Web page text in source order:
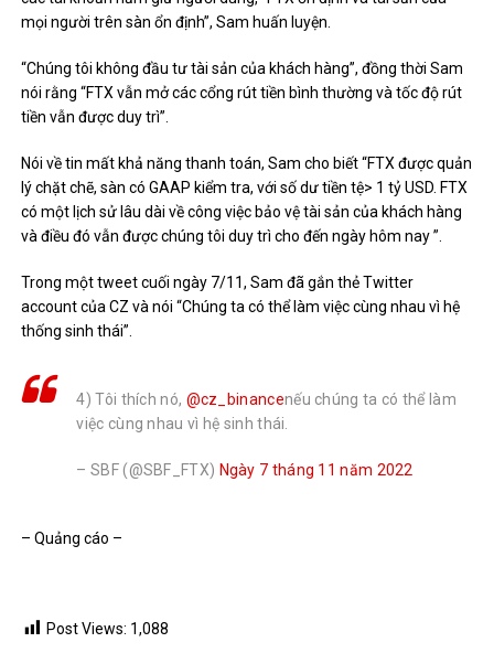
mọi người trên sàn ổn định”, Sam huấn luyện.
“Chúng tôi không đầu tư tài sản của khách hàng”, đồng thời Sam
nói rằng “FTX vẫn mở các cổng rút tiền bình thường và tốc độ rút
tiền vẫn được duy trì”.
Nói về tin mất khả năng thanh toán, Sam cho biết “FTX được quản
lý chặt chẽ, sàn có GAAP kiểm tra, với số dư tiền tệ> 1 tỷ USD. FTX
có một lịch sử lâu dài về công việc bảo vệ tài sản của khách hàng
và điều đó vẫn được chúng tôi duy trì cho đến ngày hôm nay ”.
Trong một tweet cuối ngày 7/11, Sam đã gắn thẻ Twitter
account của CZ và nói “Chúng ta có thể làm việc cùng nhau vì hệ
thống sinh thái”.
4) Tôi thích nó, @cz_binancenếu chúng ta có thể làm
việc cùng nhau vì hệ sinh thái.
– SBF (@SBF_FTX) Ngày 7 tháng 11 năm 2022
– Quảng cáo –
Post Views: 1,088